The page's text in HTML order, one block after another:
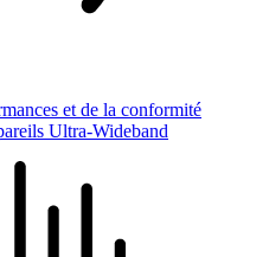
et de la conformité
Ultra-Wideband